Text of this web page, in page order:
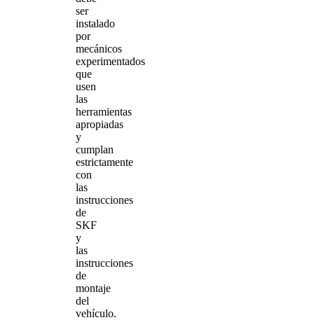
ser
instalado
por
mecánicos
experimentados
que
usen
las
herramientas
apropiadas
y
cumplan
estrictamente
con
las
instrucciones
de
SKF
y
las
instrucciones
de
montaje
del
vehículo.